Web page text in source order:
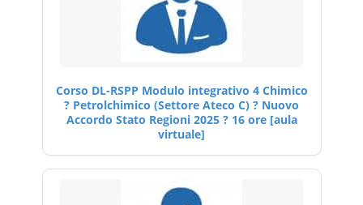
Corso DL-RSPP Modulo integrativo 4 Chimico
? Petrolchimico (Settore Ateco C) ? Nuovo
Accordo Stato Regioni 2025 ? 16 ore [aula
virtuale]